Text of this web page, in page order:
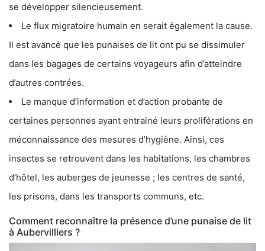
se développer silencieusement.
Le flux migratoire humain en serait également la cause.
Il est avancé que les punaises de lit ont pu se dissimuler
dans les bagages de certains voyageurs afin d’atteindre
d’autres contrées.
Le manque d’information et d’action probante de
certaines personnes ayant entrainé leurs proliférations en
méconnaissance des mesures d’hygiène. Ainsi, ces
insectes se retrouvent dans les habitations, les chambres
d’hôtel, les auberges de jeunesse ; les centres de santé,
les prisons, dans les transports communs, etc.
Comment reconnaître la présence d’une punaise de lit
à Aubervilliers ?